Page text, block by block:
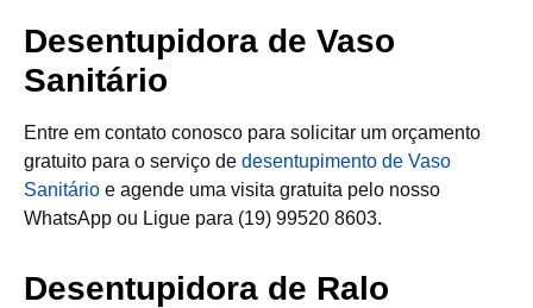
Desentupidora de Vaso
Sanitário
Entre em contato conosco para solicitar um orçamento
gratuito para o serviço de desentupimento de Vaso
Sanitário e agende uma visita gratuita pelo nosso
WhatsApp ou Ligue para (19) 99520 8603.
Desentupidora de Ralo